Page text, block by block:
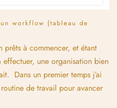
workflow (tableau de
prêts à commencer, et étant
effectuer, une organisation bien
Dans un premier temps j’ai
de travail pour avancer